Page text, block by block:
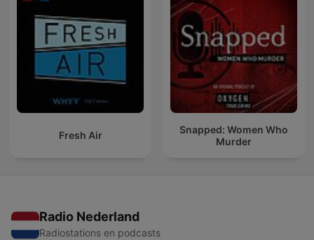
Fresh Air
Snapped: Women Who
Murder
Radio Nederland
Radiostations en podcasts